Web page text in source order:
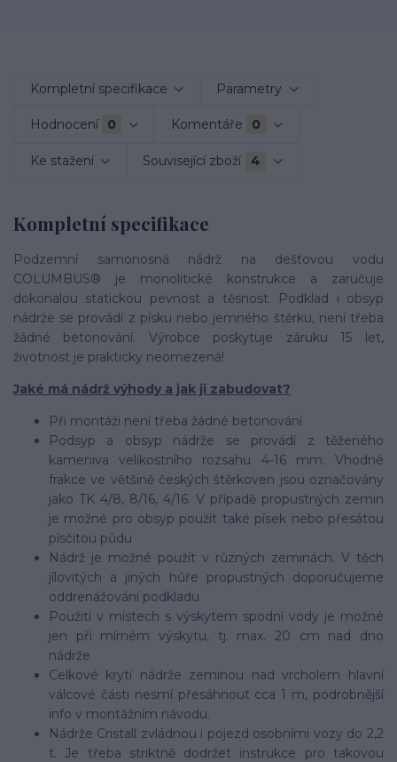
Kompletní specifikace Parametry
Hodnocení 0 Komentáře 0
Ke stažení Související zboží 4
Kompletní specifikace
Podzemní samonosná nádrž na dešťovou vodu
COLUMBUS® je monolitické konstrukce a zaručuje
dokonalou statickou pevnost a těsnost. Podklad i obsyp
nádrže se provádí z písku nebo jemného štěrku, není třeba
žádné betonování. Výrobce poskytuje záruku 15 let,
životnost je prakticky neomezená!
Jaké má nádrž výhody a jak ji zabudovat?
Při montáži není třeba žádné betonování
Podsyp a obsyp nádrže se provádí z těženého
kameniva velikostního rozsahu 4-16 mm. Vhodné
frakce ve většině českých štěrkoven jsou označovány
jako TK 4/8, 8/16, 4/16. V případě propustných zemin
je možné pro obsyp použít také písek nebo přesátou
písčitou půdu
Nádrž je možné použít v různých zeminách. V těch
jílovitých a jiných hůře propustných doporučujeme
oddrenážování podkladu
Použití v místech s výskytem spodní vody je možné
jen při mírném výskytu, tj. max. 20 cm nad dno
nádrže
Celkové krytí nádrže zeminou nad vrcholem hlavní
válcové části nesmí přesáhnout cca 1 m, podrobnější
info v montážním návodu.
Nádrže Cristall zvládnou i pojezd osobními vozy do 2,2
t. Je třeba striktně dodržet instrukce pro takovou